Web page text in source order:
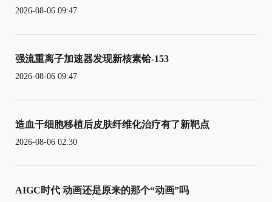
2026-08-06 09:47
强流重离子加速器发现新核素铪-153
2026-08-06 09:47
造血干细胞移植后皮肤纤维化治疗有了新靶点
2026-08-06 02:30
AIGC时代 动画还是原来的那个“动画”吗